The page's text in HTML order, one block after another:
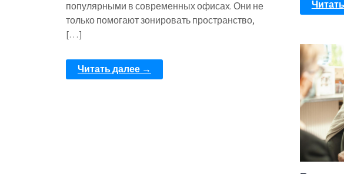
популярными в современных офисах. Они не
только помогают зонировать пространство,
[…]
Читать далее →